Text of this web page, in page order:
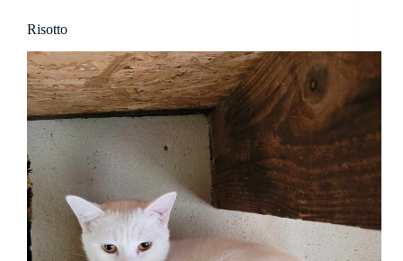
Risotto